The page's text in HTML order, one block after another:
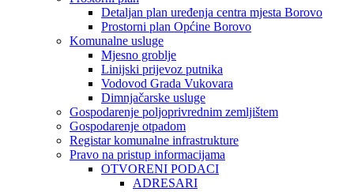
Detaljan plan uređenja centra mjesta Borovo
Prostorni plan Općine Borovo
Komunalne usluge
Mjesno groblje
Linijski prijevoz putnika
Vodovod Grada Vukovara
Dimnjačarske usluge
Gospodarenje poljoprivrednim zemljištem
Gospodarenje otpadom
Registar komunalne infrastrukture
Pravo na pristup informacijama
OTVORENI PODACI
ADRESARI